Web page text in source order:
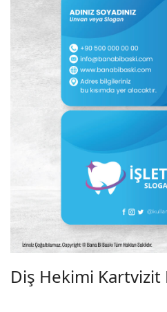
Diş Hekimi Kartvizit